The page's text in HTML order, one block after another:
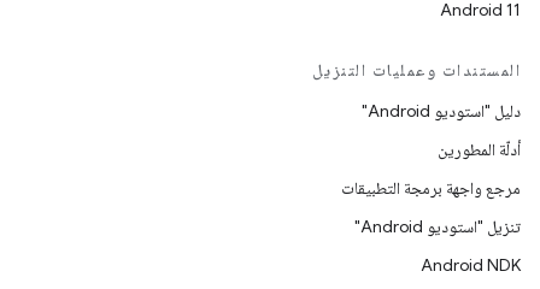
Android 11
المستندات وعمليات التنزيل
دليل "استوديو Android"
أدلّة المطورين
مرجع واجهة برمجة التطبيقات
تنزيل "استوديو Android"
Android NDK